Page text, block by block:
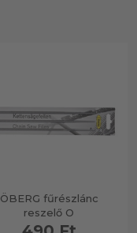
ÖBERG fűrészlánc
reszelő O